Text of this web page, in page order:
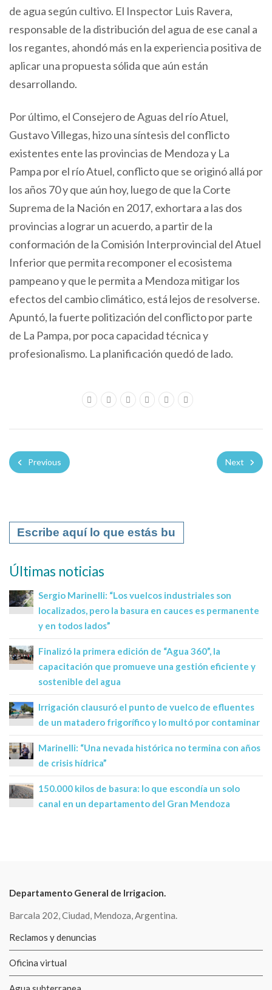
de agua según cultivo. El Inspector Luis Ravera,
responsable de la distribución del agua de ese canal a
los regantes, ahondó más en la experiencia positiva de
aplicar una propuesta sólida que aún están
desarrollando.
Por último, el Consejero de Aguas del río Atuel,
Gustavo Villegas, hizo una síntesis del conflicto
existentes ente las provincias de Mendoza y La
Pampa por el río Atuel, conflicto que se originó allá por
los años 70 y que aún hoy, luego de que la Corte
Suprema de la Nación en 2017, exhortara a las dos
provincias a lograr un acuerdo, a partir de la
conformación de la Comisión Interprovincial del Atuel
Inferior que permita recomponer el ecosistema
pampeano y que le permita a Mendoza mitigar los
efectos del cambio climático, está lejos de resolverse.
Apuntó, la fuerte politización del conflicto por parte
de La Pampa, por poca capacidad técnica y
profesionalismo. La planificación quedó de lado.
Previous Next
Últimas noticias
Sergio Marinelli: “Los vuelcos industriales son
localizados, pero la basura en cauces es permanente
y en todos lados”
Finalizó la primera edición de “Agua 360”, la
capacitación que promueve una gestión eficiente y
sostenible del agua
Irrigación clausuró el punto de vuelco de efluentes
de un matadero frigorífico y lo multó por contaminar
Marinelli: “Una nevada histórica no termina con años
de crisis hídrica”
150.000 kilos de basura: lo que escondía un solo
canal en un departamento del Gran Mendoza
Departamento General de Irrigacion.
Barcala 202, Ciudad, Mendoza, Argentina.
Reclamos y denuncias
Oficina virtual